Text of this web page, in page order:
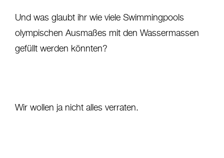
Und was glaubt ihr wie viele Swimmingpools
olympischen Ausmaßes mit den Wassermassen
gefüllt werden könnten?
Wir wollen ja nicht alles verraten.